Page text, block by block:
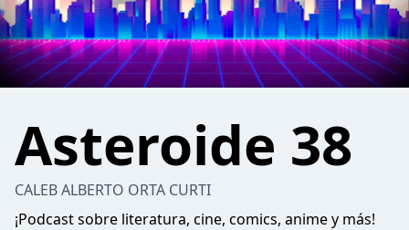
Asteroide 38
CALEB ALBERTO ORTA CURTI
¡Podcast sobre literatura, cine, comics, anime y más!